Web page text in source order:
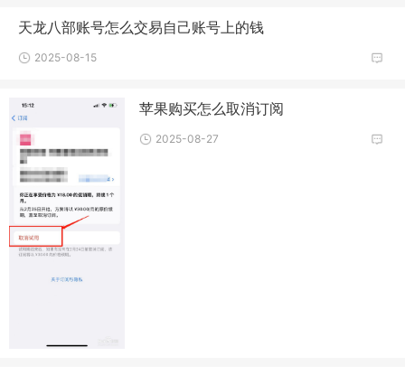
天龙八部账号怎么交易自己账号上的钱
2025-08-15
苹果购买怎么取消订阅
2025-08-27